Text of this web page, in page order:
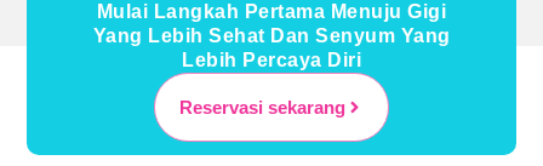
Mulai Langkah Pertama Menuju Gigi
Yang Lebih Sehat Dan Senyum Yang
Lebih Percaya Diri
Reservasi sekarang